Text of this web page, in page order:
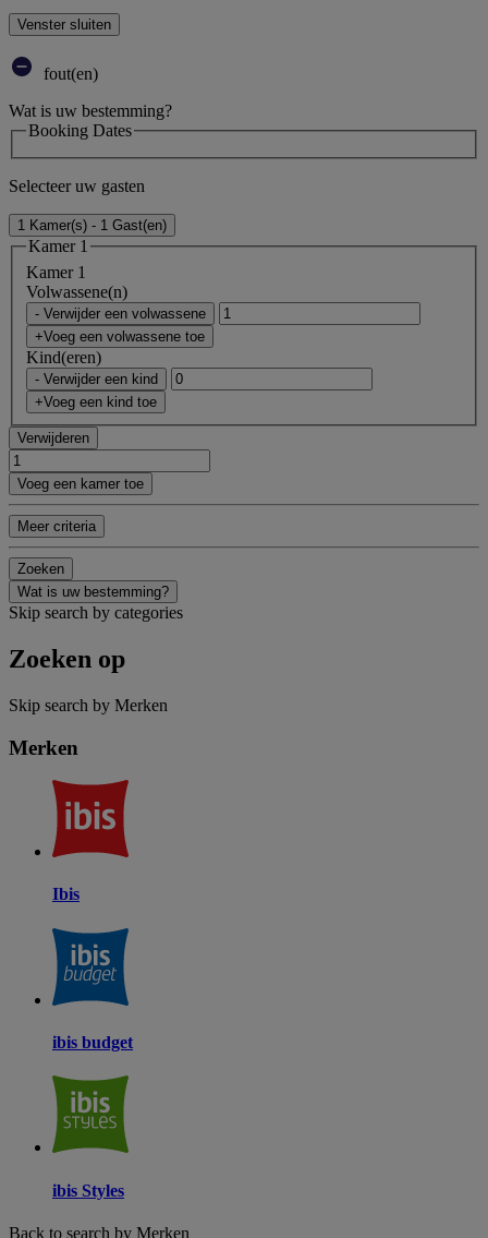
Venster sluiten
fout(en)
Wat is uw bestemming?
Booking Dates
Selecteer uw gasten
1 Kamer(s) - 1 Gast(en)
Kamer 1
Kamer 1
Volwassene(n)
- Verwijder een volwassene
+Voeg een volwassene toe
Kind(eren)
- Verwijder een kind
+Voeg een kind toe
Verwijderen
Voeg een kamer toe
Meer criteria
Zoeken
Wat is uw bestemming?
Skip search by categories
Zoeken op
Skip search by Merken
Merken
Ibis
ibis budget
ibis Styles
Back to search by Merken